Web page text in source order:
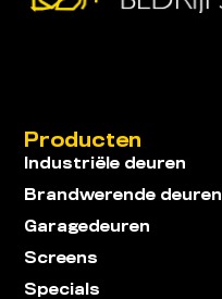
Producten
Industriële deuren
Brandwerende deuren
Garagedeuren
Screens
Specials